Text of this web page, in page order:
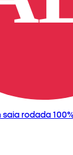
rodada